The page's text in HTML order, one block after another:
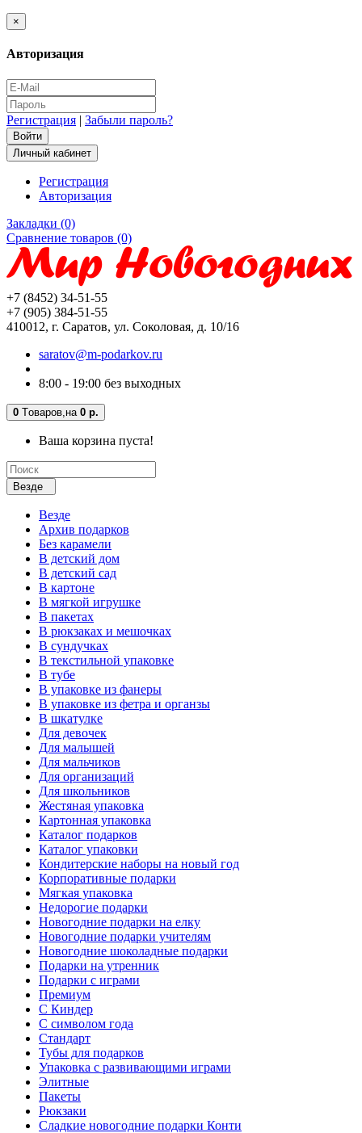
×
Авторизация
Регистрация | Забыли пароль?
Личный кабинет
Регистрация
Авторизация
Закладки (0)
Сравнение товаров (0)
+7 (8452) 34-51-55
+7 (905) 384-51-55
410012, г. Саратов, ул. Соколовая, д. 10/16
saratov@m-podarkov.ru
8:00 - 19:00 без выходных
0 Tоваров, на 0 р.
Ваша корзина пуста!
Везде
Везде
Архив подарков
Без карамели
В детский дом
В детский сад
В картоне
В мягкой игрушке
В пакетах
В рюкзаках и мешочках
В сундучках
В текстильной упаковке
В тубе
В упаковке из фанеры
В упаковке из фетра и органзы
В шкатулке
Для девочек
Для малышей
Для мальчиков
Для организаций
Для школьников
Жестяная упаковка
Картонная упаковка
Каталог подарков
Каталог упаковки
Кондитерские наборы на новый год
Корпоративные подарки
Мягкая упаковка
Недорогие подарки
Новогодние подарки на елку
Новогодние подарки учителям
Новогодние шоколадные подарки
Подарки на утренник
Подарки с играми
Премиум
С Киндер
С символом года
Стандарт
Тубы для подарков
Упаковка с развивающими играми
Элитные
Пакеты
Рюкзаки
Сладкие новогодние подарки Конти